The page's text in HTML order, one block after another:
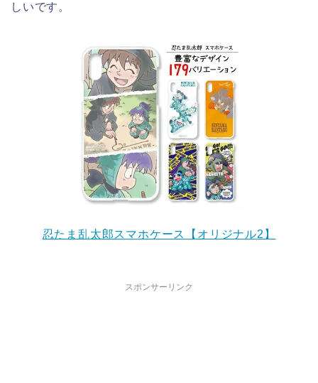
しいです。
忍たま乱太郎スマホケース【オリジナル2】
スポンサーリンク